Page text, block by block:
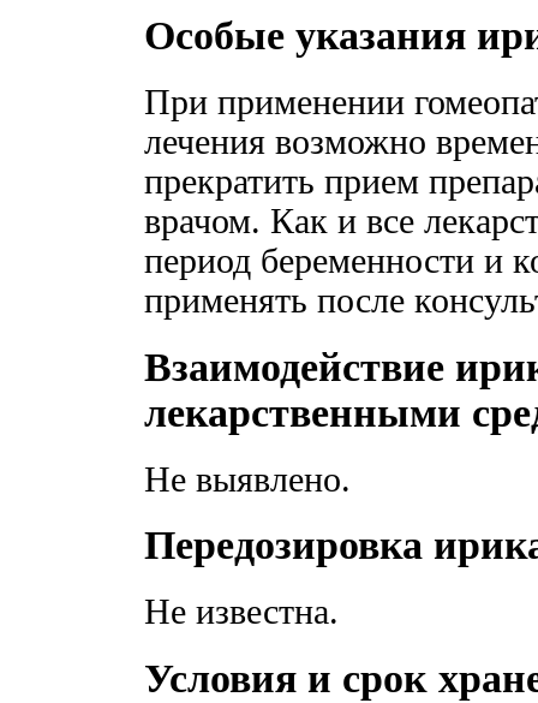
Особые указания
При применении
лечения возможно
прекратить прием
врачом. Как и все
период беременности и
применять после
Взаимодействие
лекарственными
Не выявлено.
Передозировка
Не известна.
Условия и срок